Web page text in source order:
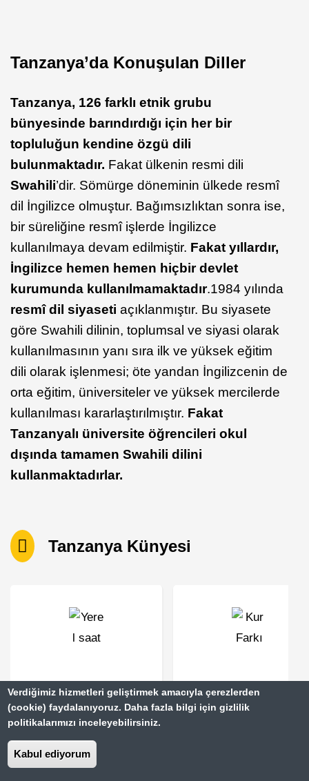
Tanzanya’da Konuşulan Diller
Tanzanya, 126 farklı etnik grubu
bünyesinde barındırdığı için her bir
topluluğun kendine özgü dili
bulunmaktadır. Fakat ülkenin resmi dili
Swahili’dir. Sömürge döneminin ülkede resmî
dil İngilizce olmuştur. Bağımsızlıktan sonra ise,
bir süreliğine resmî işlerde İngilizce
kullanılmaya devam edilmiştir. Fakat yıllardır,
İngilizce hemen hemen hiçbir devlet
kurumunda kullanılmamaktadır.1984 yılında
resmî dil siyaseti açıklanmıştır. Bu siyasete
göre Swahili dilinin, toplumsal ve siyasi olarak
kullanılmasının yanı sıra ilk ve yüksek eğitim
dili olarak işlenmesi; öte yandan İngilizcenin de
orta eğitim, üniversiteler ve yüksek mercilerde
kullanılması kararlaştırılmıştır. Fakat
Tanzanyalı üniversite öğrencileri okul
dışında tamamen Swahili dilini
kullanmaktadırlar.
Tanzanya Künyesi
Yerel Saat
-
Kur Farkı
-
Verdiğimiz hizmetleri geliştirmek amacıyla çerezlerden
(cookie) faydalanıyoruz. Daha fazla bilgi için gizlilik
politikalarımızı inceleyebilirsiniz.
Kabul ediyorum